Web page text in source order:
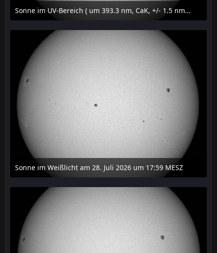
Sonne im UV-Bereich ( um 393.3 nm, CaK, +/- 1.5 nm) am 29. Juli 2026 um 09:50 MESZ
31. Juli 2026 um 20:03
Sonne im Weißlicht am 28. Juli 2026 um 17:59 MESZ
31. Juli 2026 um 20:03